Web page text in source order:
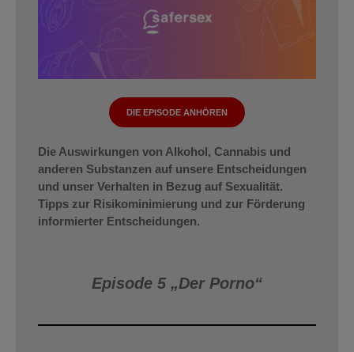
DIE EPISODE ANHÖREN
Die Auswirkungen von Alkohol, Cannabis und
anderen Substanzen auf unsere Entscheidungen
und unser Verhalten in Bezug auf Sexualität.
Tipps zur Risikominimierung und zur Förderung
informierter Entscheidungen.
Episode 5 „Der Porno“